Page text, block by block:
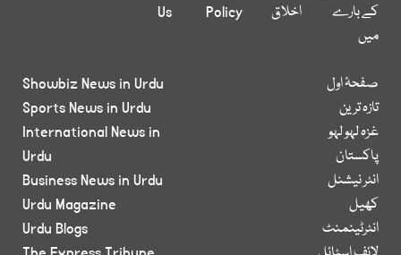
کے بارے
میں
اخلاق
Policy
Us
صفحۂ اول
تازہ ترین
غزہ لہو لہو
پاکستان
انٹر نیشنل
کھیل
انٹرٹینمنٹ
Showbiz News in Urdu
Sports News in Urdu
International News in
Urdu
Business News in Urdu
Urdu Magazine
Urdu Blogs